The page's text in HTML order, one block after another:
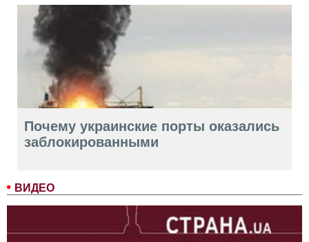
ВИДЕО
Почему украинские порты оказались
заблокированными